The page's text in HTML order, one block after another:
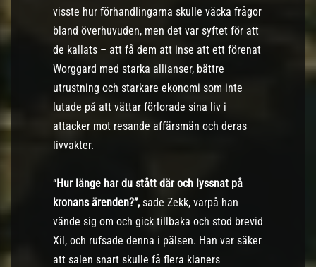
visste hur förhandlingarna skulle väcka frågor
bland överhuvuden, men det var syftet för att
de kallats – att få dem att inse att ett förenat
Worggard med starka allianser, bättre
utrustning och starkare ekonomi som inte
lutade på att vättar förlorade sina liv i
attacker mot resande affärsmän och deras
livvakter.
“Hur länge har du stått där och lyssnat på
kronans ärenden?”, sade Zekk, varpå han
vände sig om och gick tillbaka och stod brevid
Xil, och rufsade denna i pälsen. Han var säker
att salen snart skulle få flera klaners